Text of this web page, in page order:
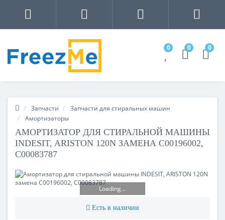
0 0 0
Запчасти
Запчасти для стиральных машин
Амортизаторы
АМОРТИЗАТОР ДЛЯ СТИРАЛЬНОЙ МАШИНЫ
INDESIT, ARISTON 120N ЗАМЕНА C00196002,
C00083787
Loading...
Есть в наличии